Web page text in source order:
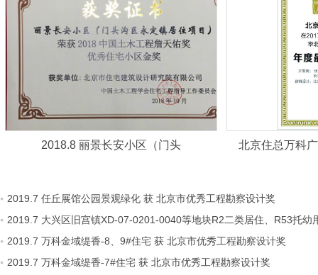
2018.8 丽景长安小区（门头 北京住总万科
2019.7 任丘展馆公园景观绿化 获 北京市优秀工程勘察设计奖
2019.7 大兴区旧宫镇XD-07-0201-0040等地块R2二类居住、R53托
2019.7 万科金域缇香-8、9#住宅 获 北京市优秀工程勘察设计奖
2019.7 万科金域缇香-7#住宅 获 北京市优秀工程勘察设计奖